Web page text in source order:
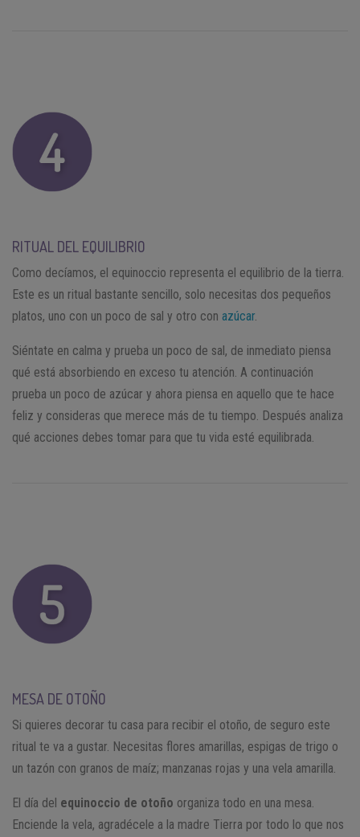
RITUAL DEL EQUILIBRIO
Como decíamos, el equinoccio representa el equilibrio de la tierra.
Este es un ritual bastante sencillo, solo necesitas dos pequeños
platos, uno con un poco de sal y otro con azúcar.
Siéntate en calma y prueba un poco de sal, de inmediato piensa
qué está absorbiendo en exceso tu atención. A continuación
prueba un poco de azúcar y ahora piensa en aquello que te hace
feliz y consideras que merece más de tu tiempo. Después analiza
qué acciones debes tomar para que tu vida esté equilibrada.
MESA DE OTOÑO
Si quieres decorar tu casa para recibir el otoño, de seguro este
ritual te va a gustar. Necesitas flores amarillas, espigas de trigo o
un tazón con granos de maíz; manzanas rojas y una vela amarilla.
El día del equinoccio de otoño organiza todo en una mesa.
Enciende la vela, agradécele a la madre Tierra por todo lo que nos